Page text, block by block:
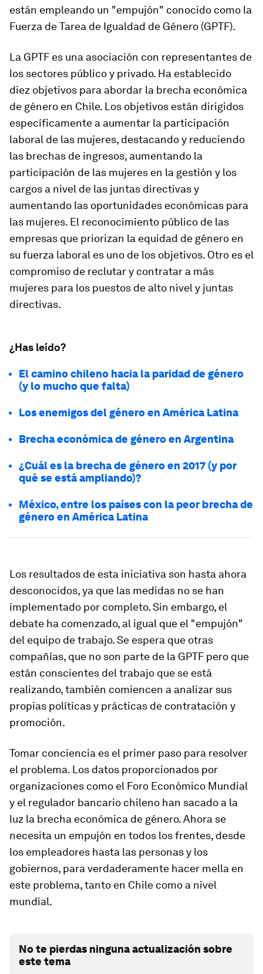
están empleando un "empujón" conocido como la
Fuerza de Tarea de Igualdad de Género (GPTF).
La GPTF es una asociación con representantes de
los sectores público y privado. Ha establecido
diez objetivos para abordar la brecha económica
de género en Chile. Los objetivos están dirigidos
específicamente a aumentar la participación
laboral de las mujeres, destacando y reduciendo
las brechas de ingresos, aumentando la
participación de las mujeres en la gestión y los
cargos a nivel de las juntas directivas y
aumentando las oportunidades económicas para
las mujeres. El reconocimiento público de las
empresas que priorizan la equidad de género en
su fuerza laboral es uno de los objetivos. Otro es el
compromiso de reclutar y contratar a más
mujeres para los puestos de alto nivel y juntas
directivas.
¿Has leído?
El camino chileno hacia la paridad de género
(y lo mucho que falta)
Los enemigos del género en América Latina
Brecha económica de género en Argentina
¿Cuál es la brecha de género en 2017 (y por
qué se está ampliando)?
México, entre los países con la peor brecha de
género en América Latina
Los resultados de esta iniciativa son hasta ahora
desconocidos, ya que las medidas no se han
implementado por completo. Sin embargo, el
debate ha comenzado, al igual que el "empujón"
del equipo de trabajo. Se espera que otras
compañías, que no son parte de la GPTF pero que
están conscientes del trabajo que se está
realizando, también comiencen a analizar sus
propias políticas y prácticas de contratación y
promoción.
Tomar conciencia es el primer paso para resolver
el problema. Los datos proporcionados por
organizaciones como el Foro Económico Mundial
y el regulador bancario chileno han sacado a la
luz la brecha económica de género. Ahora se
necesita un empujón en todos los frentes, desde
los empleadores hasta las personas y los
gobiernos, para verdaderamente hacer mella en
este problema, tanto en Chile como a nivel
mundial.
No te pierdas ninguna actualización sobre
este tema